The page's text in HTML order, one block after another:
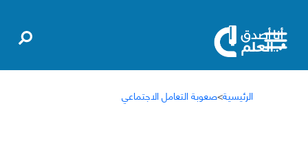
الرئيسية>صعوبة التعامل الاجتماعي